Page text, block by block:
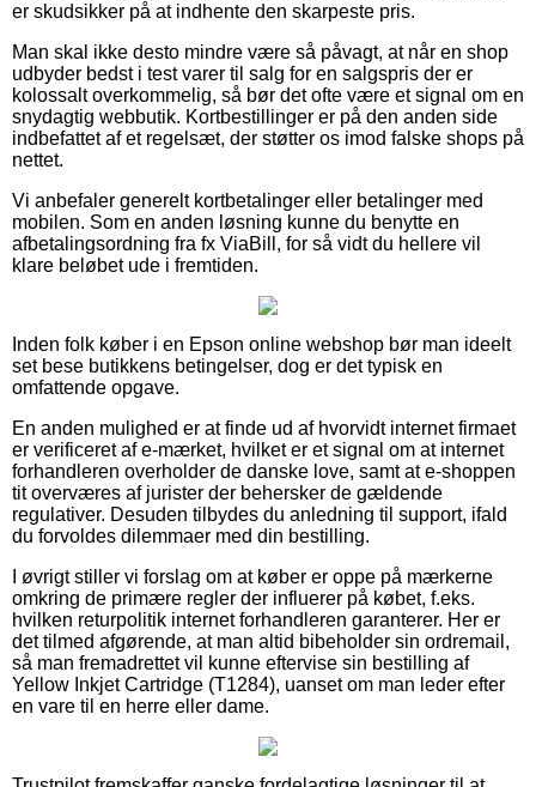
er skudsikker på at indhente den skarpeste pris.
Man skal ikke desto mindre være så påvagt, at når en shop
udbyder bedst i test varer til salg for en salgspris der er
kolossalt overkommelig, så bør det ofte være et signal om en
snydagtig webbutik. Kortbestillinger er på den anden side
indbefattet af et regelsæt, der støtter os imod falske shops på
nettet.
Vi anbefaler generelt kortbetalinger eller betalinger med
mobilen. Som en anden løsning kunne du benytte en
afbetalingsordning fra fx ViaBill, for så vidt du hellere vil
klare beløbet ude i fremtiden.
Inden folk køber i en Epson online webshop bør man ideelt
set bese butikkens betingelser, dog er det typisk en
omfattende opgave.
En anden mulighed er at finde ud af hvorvidt internet firmaet
er verificeret af e-mærket, hvilket er et signal om at internet
forhandleren overholder de danske love, samt at e-shoppen
tit overværes af jurister der behersker de gældende
regulativer. Desuden tilbydes du anledning til support, ifald
du forvoldes dilemmaer med din bestilling.
I øvrigt stiller vi forslag om at køber er oppe på mærkerne
omkring de primære regler der influerer på købet, f.eks.
hvilken returpolitik internet forhandleren garanterer. Her er
det tilmed afgørende, at man altid bibeholder sin ordremail,
så man fremadrettet vil kunne eftervise sin bestilling af
Yellow Inkjet Cartridge (T1284), uanset om man leder efter
en vare til en herre eller dame.